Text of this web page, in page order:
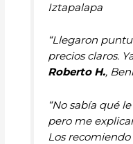
Iztapalapa
“Llegaron
precios claros.
Roberto H.,
“No sabía qué
pero me
Los recomiendo